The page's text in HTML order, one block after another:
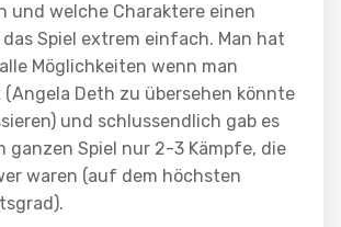
und welche Charaktere einen
Spiel extrem einfach. Man hat
Möglichkeiten wenn man
Deth zu übersehen könnte
und schlussendlich gab es
ganzen Spiel nur 2-3 Kämpfe, die
waren (auf dem höchsten